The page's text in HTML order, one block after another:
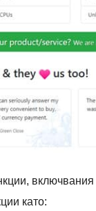
като: